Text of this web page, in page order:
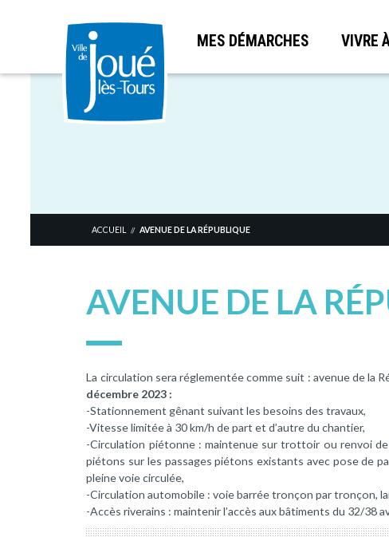
Aller
MES DÉMARCHES VIVRE
ACCUEIL // AVENUE DE LA RÉPUBLIQUE
AVENUE DE LA
La circulation sera réglementée comme suit : avenue de la
décembre 2023 :
-Stationnement gênant suivant les besoins des travaux,
-Vitesse limitée à 30 km/h de part et d’autre du chantier,
-Circulation piétonne : maintenue sur trottoir ou renvoi
piétons sur les passages piétons existants avec pose de
pleine voie circulée,
-Circulation automobile : voie barrée tronçon par tronçon,
-Accès riverains : maintenir l’accès aux bâtiments du 32/38